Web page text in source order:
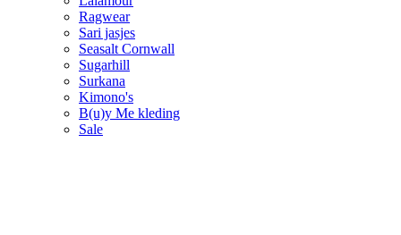
Ragwear
Sari jasjes
Seasalt Cornwall
Sugarhill
Surkana
Kimono's
B(u)y Me kleding
Sale